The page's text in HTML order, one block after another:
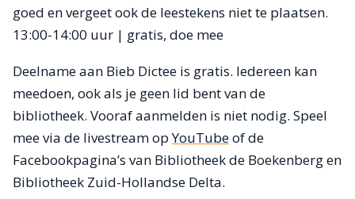
goed en vergeet ook de leestekens niet te plaatsen.
13:00-14:00 uur | gratis, doe mee
Deelname aan Bieb Dictee is gratis. Iedereen kan
meedoen, ook als je geen lid bent van de
bibliotheek. Vooraf aanmelden is niet nodig. Speel
mee via de livestream opYouTubeof de
Facebookpagina’s van Bibliotheek de Boekenberg en
Bibliotheek Zuid-Hollandse Delta.